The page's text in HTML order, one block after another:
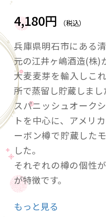
4,180円 （税込）
兵庫県明石市にある
元の江井ヶ嶋酒造(株)
大麦麦芽を輸入しこ
所で蒸留し貯蔵しまし
スパニッシュオーク
トを中心に、アメリ
ーボン樽で貯蔵した
した。
それぞれの樽の個性
が特徴です。
スウィートでウッデ
てわずかにピーティ
もっと見る